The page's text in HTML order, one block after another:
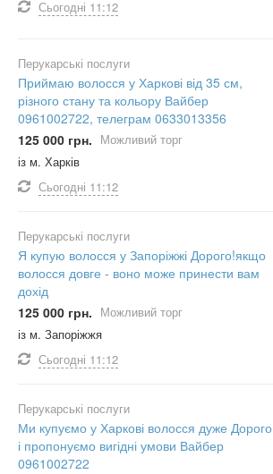
Сьогодні 11:12
Перукарські послуги
Приймаю волосся у Харкові від 35 см,
різного стану та кольору Вайбер
0961002722, телеграм 0633013356
125 000 грн. Можливий торг
із м. Харків
Сьогодні 11:12
Перукарські послуги
Я купую волосся у Запоріжжі Дорого!якщо
волосся довге - воно може принести вам
дохід
125 000 грн. Можливий торг
із м. Запоріжжя
Сьогодні 11:12
Перукарські послуги
Ми купуємо у Харкові волосся дуже Дорого
і пропонуємо вигідні умови Вайбер
0961002722